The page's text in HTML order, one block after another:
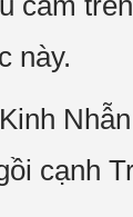
này.
cạnh